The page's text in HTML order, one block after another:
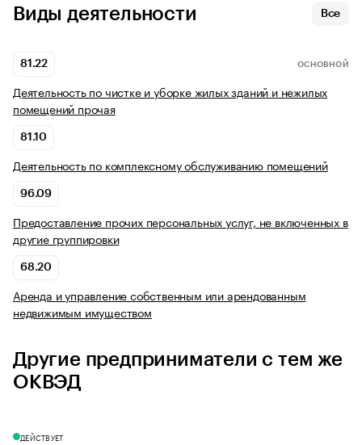
Виды деятельности Все
81.22 ОСНОВНОЙ
Деятельность по чистке и уборке жилых зданий и нежилых
помещений прочая
81.10
Деятельность по комплексному обслуживанию помещений
96.09
Предоставление прочих персональных услуг, не включенных в
другие группировки
68.20
Аренда и управление собственным или арендованным
недвижимым имуществом
Другие предприниматели с тем же
ОКВЭД
ДЕЙСТВУЕТ